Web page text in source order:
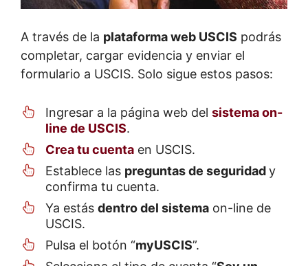
A través de la plataforma web USCIS podrás
completar, cargar evidencia y enviar el
formulario a USCIS. Solo sigue estos pasos:
Ingresar a la página web del sistema on-
line de USCIS.
Crea tu cuenta en USCIS.
Establece las preguntas de seguridady
confirma tu cuenta.
Ya estás dentro del sistema on-line de
USCIS.
Pulsa el botón “myUSCIS”.